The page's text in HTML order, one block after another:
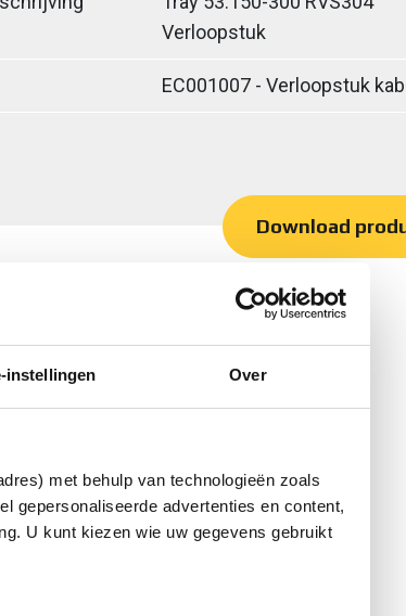
instellingen Over
met behulp van technologieën zoals
gepersonaliseerde advertenties en content,
U kunt kiezen wie uw gegevens gebruikt
Verloopstuk
EC001007 - Verloopstuk
Download